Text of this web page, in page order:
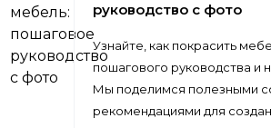
руководство с фото
Узнайте, как покрасить
пошагового руководства и
Мы поделимся полезными
рекомендациями для